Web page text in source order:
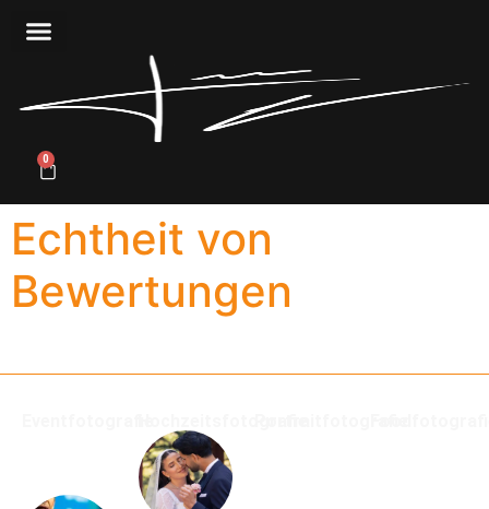
0
Echtheit von
Bewertungen